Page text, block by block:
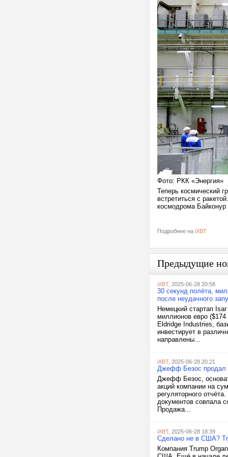
Фото: РКК «Энергия»
Теперь космический
встретиться с
космодрома Байконур
Подробнее на iXBT
Предыдущие
iXBT, 2025-06-28 20:58
30 секунд полёта,
после неудачного
Немецкий стартап
миллионов евро ($174
Eldridge Industries,
инвестирует в
направлены...
iXBT, 2025-06-28 20:21
Джефф Безос продал
Джефф Безос,
акций компании на
регуляторного
документов совпала
Продажа...
iXBT, 2025-06-28 18:39
Сделано не в США?
Компания Trump